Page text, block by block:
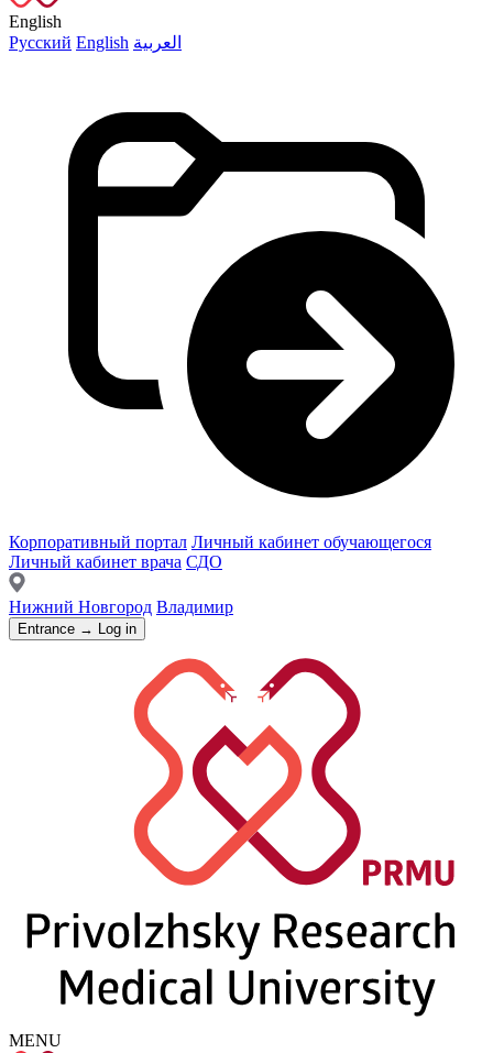
English
Русский English العربية
Корпоративный портал Личный кабинет обучающегося
Личный кабинет врача СДО
Нижний Новгород Владимир
Entrance → Log in
MENU